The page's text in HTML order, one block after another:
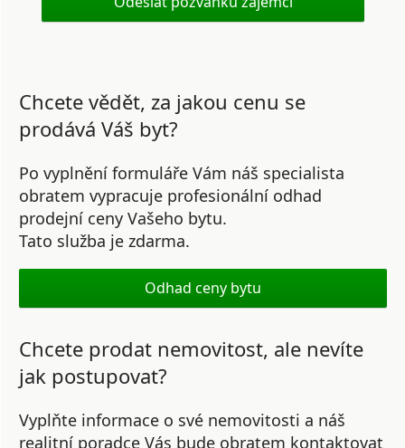
Chcete vědět, za jakou cenu se
prodává Váš byt?
Po vyplnění formuláře Vám náš specialista
obratem vypracuje profesionální odhad
prodejní ceny Vašeho bytu.
Tato služba je zdarma.
Odhad ceny bytu
Chcete prodat nemovitost, ale nevíte
jak postupovat?
Vyplňte informace o své nemovitosti a náš
realitní poradce Vás bude obratem kontaktovat